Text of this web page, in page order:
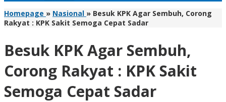
Homepage » Nasional » Besuk KPK Agar Sembuh, Corong
Rakyat : KPK Sakit Semoga Cepat Sadar
Besuk KPK Agar Sembuh,
Corong Rakyat : KPK Sakit
Semoga Cepat Sadar